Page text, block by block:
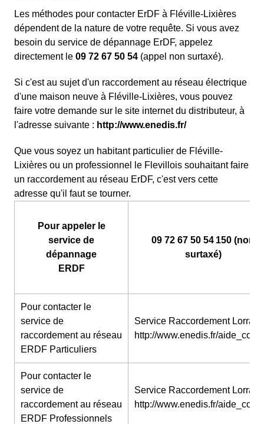
Les méthodes pour contacter ErDF à Fléville-Lixières
dépendent de la nature de votre requête. Si vous avez
besoin du service de dépannage ErDF, appelez
directement le 09 72 67 50 54 (appel non surtaxé).
Si c'est au sujet d'un raccordement au réseau électrique
d'une maison neuve à Fléville-Lixières, vous pouvez
faire votre demande sur le site internet du distributeur, à
l'adresse suivante : http://www.enedis.fr/
Que vous soyez un habitant particulier de Fléville-
Lixières ou un professionnel le Flevillois souhaitant faire
un raccordement au réseau ErDF, c'est vers cette
adresse qu'il faut se tourner.
Pour appeler le
service de
dépannage
ERDF
09 72 67 50 54 150 (non
surtaxé)
Pour contacter le
service de
raccordement au réseau
ERDF Particuliers
Service Raccordement
http://www.enedis.fr/
Pour contacter le
service de
raccordement au réseau
ERDF Professionnels
Service Raccordement
http://www.enedis.fr/